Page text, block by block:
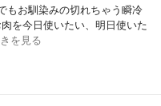
もお馴染みの切れちゃう瞬冷
を今日使いたい、明日使いた
を見る